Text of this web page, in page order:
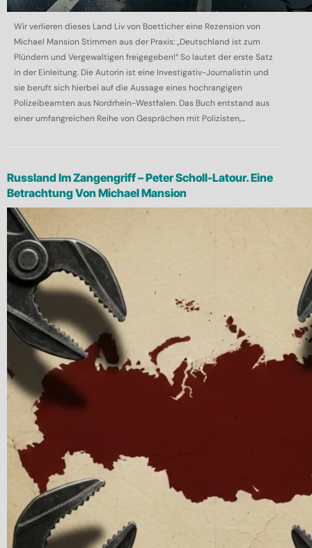
Wir verlieren dieses Land Liv von Boetticher eine Rezension von
Michael Mansion Stimmen aus der Praxis: „Deutschland ist zum
Plündern und Vergewaltigen freigegeben!“ So lautet der erste Satz
in der Einleitung. Die Autorin ist eine Investigativ-Journalistin und
sie beruft sich hierbei auf die Aussage eines hochrangigen
Polizeibeamten aus Nordrhein-Westfalen. Das Buch entstand aus
einer umfangreichen Reihe von Gesprächen mit Polizisten,...
Russland Im Zangengriff – Peter Scholl-Latour. Eine
Betrachtung Von Michael Mansion